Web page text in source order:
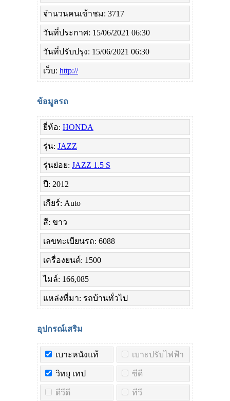
จำนวนคนเข้าชม: 3717
วันที่ประกาศ: 15/06/2021 06:30
วันที่ปรับปรุง: 15/06/2021 06:30
เว็บ: http://
ข้อมูลรถ
ยี่ห้อ: HONDA
รุ่น: JAZZ
รุ่นย่อย: JAZZ 1.5 S
ปี: 2012
เกียร์: Auto
สี: ขาว
เลขทะเบียนรถ: 6088
เครื่องยนต์: 1500
ไมล์: 166,085
แหล่งที่มา: รถบ้านทั่วไป
อุปกรณ์เสริม
เบาะหนังแท้ เบาะปรับไฟฟ้า
วิทยุ เทป ซีดี
ดีวีดี ทีวี